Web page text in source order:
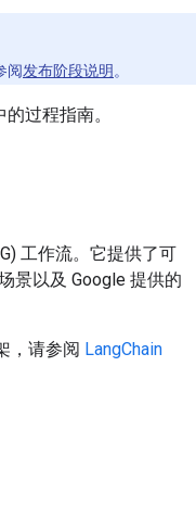
阅发布阶段说明 。
过程指南。
工作流。它提供了可
景以及 Google 提供的
，请参阅 LangChain